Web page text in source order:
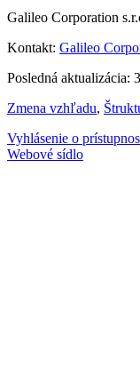
Galileo Corporation
Kontakt: Galileo
Posledná aktualizácia:
Zmena vzhľadu,
Vyhlásenie o
Webové sídlo